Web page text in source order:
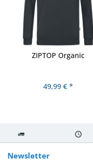
ZIPTOP Organic
49,99 € *
Kostenloser
Versand ab €
250,-
Versand
Newsletter